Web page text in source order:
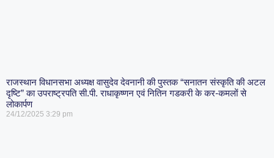
राजस्थान विधानसभा अध्यक्ष वासुदेव देवनानी की पुस्तक “सनातन संस्कृति की अटल
दृष्टि” का उपराष्ट्रपति सी.पी. राधाकृष्णन एवं नितिन गडकरी के कर-कमलों से
लोकार्पण
24/12/2025 3:29 pm